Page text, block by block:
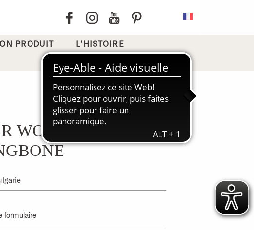
PRODUIT
L’HISTOIRE
WOOL
formulaire